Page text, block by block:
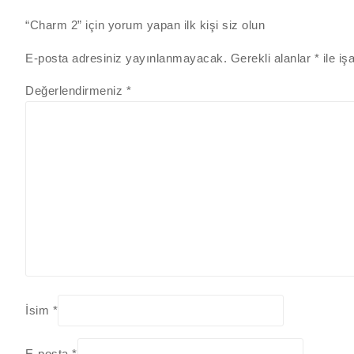
“Charm 2” için yorum yapan ilk kişi siz olun
E-posta adresiniz yayınlanmayacak. Gerekli alanlar * ile
Değerlendirmeniz *
İsim *